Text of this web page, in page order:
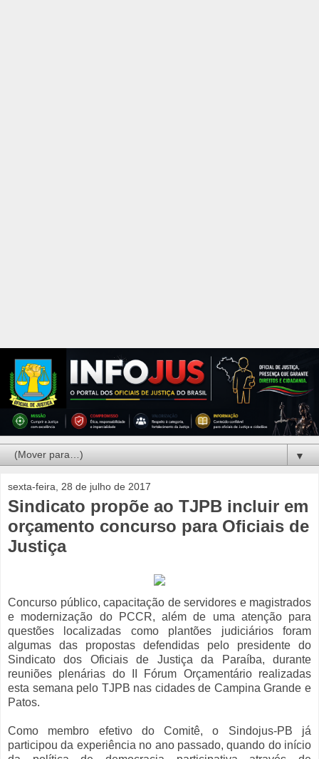
▼
sexta-feira, 28 de julho de 2017
Sindicato propõe ao TJPB incluir em
orçamento concurso para Oficiais de
Justiça
Concurso público, capacitação de servidores e magistrados
e modernização do PCCR, além de uma atenção para
questões localizadas como plantões judiciários foram
algumas das propostas defendidas pelo presidente do
Sindicato dos Oficiais de Justiça da Paraíba, durante
reuniões plenárias do II Fórum Orçamentário realizadas
esta semana pelo TJPB nas cidades de Campina Grande e
Patos.
Como membro efetivo do Comitê, o Sindojus-PB já
participou da experiência no ano passado, quando do início